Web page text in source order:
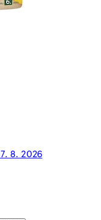
8. 2026